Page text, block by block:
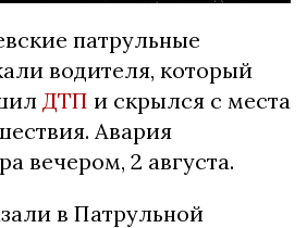
патрульные
водителя, который
ДТП и скрылся с места
Авария
вечером, 2 августа.
в Патрульной